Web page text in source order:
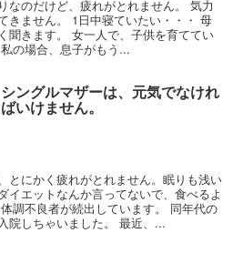
なのだけど、疲れがとれません。 気力
きません。 1日中寝ていたい・・・ 母
聞きます。 女一人で、子供を育ててい
の場合、息子がもう...
シングルマザーは、元気でなけれ
ばいけません。
とにかく疲れがとれません。眠りも浅い
イエットなんか言ってないで、食べるよ
調不良者が続出しています。 同年代の
院しちゃいました。 最近、...